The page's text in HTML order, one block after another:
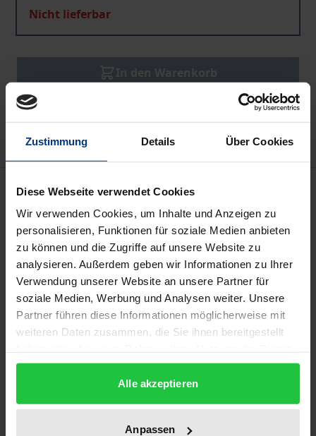
Zustimmung Details Über Cookies
Diese Webseite verwendet Cookies
Wir verwenden Cookies, um Inhalte und Anzeigen zu
personalisieren, Funktionen für soziale Medien anbieten
zu können und die Zugriffe auf unsere Website zu
analysieren. Außerdem geben wir Informationen zu Ihrer
Verwendung unserer Website an unsere Partner für
soziale Medien, Werbung und Analysen weiter. Unsere
Partner führen diese Informationen möglicherweise mit
weiteren Daten zusammen, die Sie ihnen bereitgestellt
gesammelt haben.
Alle akzeptieren
Anpassen
Nicht lieferbar
In den Warenkorb
Zur Wunschliste hinzufügen
Hinweise zu Versandkosten
Beschreibung
Die Vorschriften zur Epidemieprävention sind trotz
großer Aktualität des zugrundeliegenden
Regelungsproblems ein vergessenes Rechtsgebiet.
Erkenntnisse der Ökonomik und Politikwissenschaft
lassen sich interdisziplinär für die
Rechtswissenschaft nutzbar machen, um Erfolge
Regelungen zur Verhinderung von Epidemien neu
zu begreifen, die gegenwärtigen Normen
problemadäquat auszulegen und schließlich
rechtspolitische Vorschläge für eine bessere Lösung